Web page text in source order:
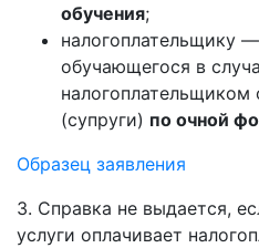
обучения;
налогоплательщику —
обучающегося в
налогоплательщиком
(супруги) по очной
Образец заявления
3. Справка не выдается,
услуги оплачивает